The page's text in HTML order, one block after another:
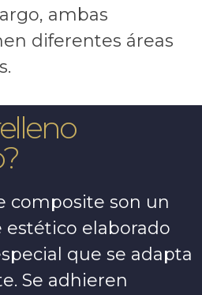
ambas
diferentes áreas
composite son un
elaborado
que se adapta
Se adhieren